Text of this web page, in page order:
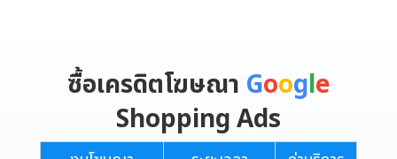
ซื้อเครดิตโฆษณา Google
Shopping Ads